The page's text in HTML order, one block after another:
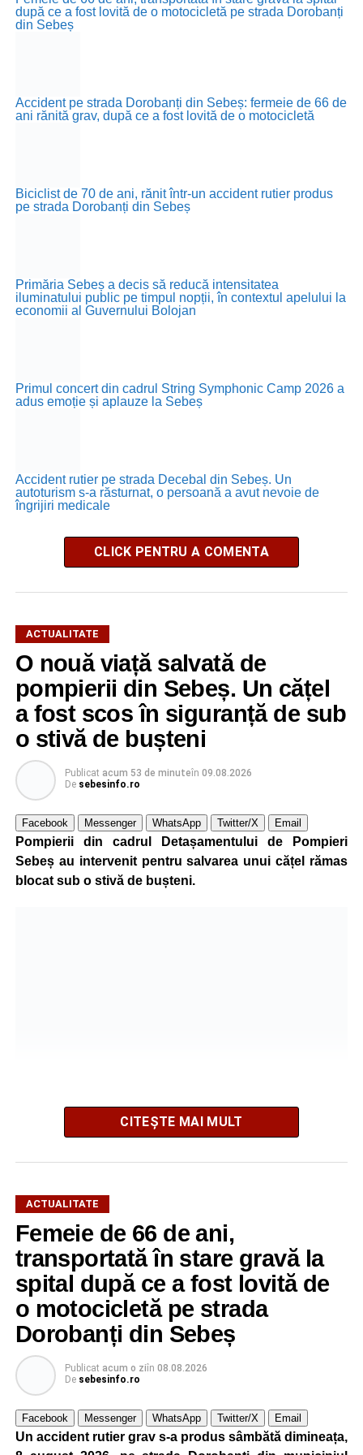
după ce a fost lovită de o motocicletă pe strada Dorobanți
din Sebeș
Accident pe strada Dorobanți din Sebeș: fermeie de 66 de
ani rănită grav, după ce a fost lovită de o motocicletă
Biciclist de 70 de ani, rănit într-un accident rutier produs
pe strada Dorobanți din Sebeș
Primăria Sebeș a decis să reducă intensitatea
iluminatului public pe timpul nopții, în contextul apelului la
economii al Guvernului Bolojan
Primul concert din cadrul String Symphonic Camp 2026 a
adus emoție și aplauze la Sebeș
Accident rutier pe strada Decebal din Sebeș. Un
autoturism s-a răsturnat, o persoană a avut nevoie de
îngrijiri medicale
CLICK PENTRU A COMENTA
ACTUALITATE
O nouă viață salvată de
pompierii din Sebeș. Un cățel
a fost scos în siguranță de sub
o stivă de bușteni
Publicat acum 53 de minuteîn 09.08.2026
De sebesinfo.ro
Facebook Messenger WhatsApp Twitter/X Email
Pompierii din cadrul Detașamentului de Pompieri
Sebeș au intervenit pentru salvarea unui cățel rămas
blocat sub o stivă de bușteni.
Salvatorii s-au deplasat de îndată la locul intervenției, iar
după o operațiune de scurtă durată au reușit să extragă
animalul în siguranță. Cățelul a fost scos teafăr și
intervenție.
Pentru pompierii din Sebeș, fiecare misiune este
importantă, indiferent dacă este vorba despre salvarea
unei persoane sau a unui animal.
„Pentru noi, fiecare viață contează!” , au transmis
reprezentanții ISU Alba.
Urmărește-ne pe Google News
CITEȘTE MAI MULT
ACTUALITATE
Femeie de 66 de ani,
transportată în stare gravă la
spital după ce a fost lovită de
o motocicletă pe strada
Dorobanți din Sebeș
Publicat acum o ziîn 08.08.2026
De sebesinfo.ro
Facebook Messenger WhatsApp Twitter/X Email
Un accident rutier grav s-a produs sâmbătă dimineața,